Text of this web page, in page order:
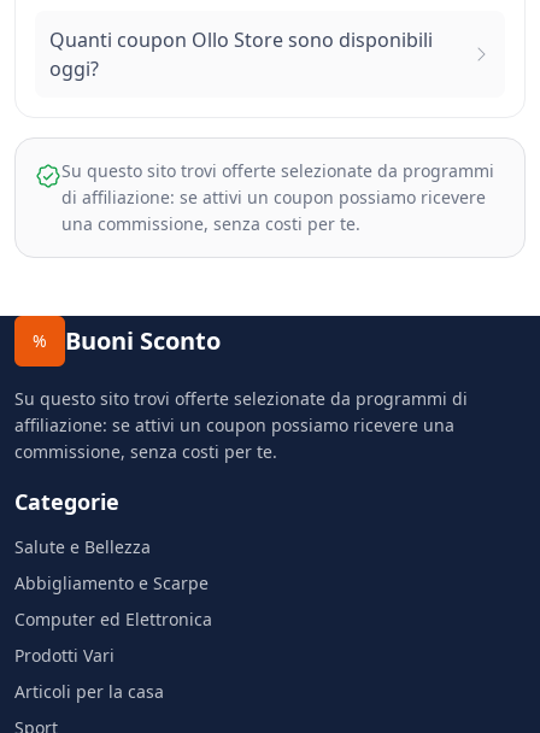
Quanti coupon Ollo Store sono disponibili
oggi?
Su questo sito trovi offerte selezionate da programmi
di affiliazione: se attivi un coupon possiamo ricevere
una commissione, senza costi per te.
% Buoni Sconto
Su questo sito trovi offerte selezionate da programmi di
affiliazione: se attivi un coupon possiamo ricevere una
commissione, senza costi per te.
Categorie
Salute e Bellezza
Abbigliamento e Scarpe
Computer ed Elettronica
Prodotti Vari
Articoli per la casa
Sport